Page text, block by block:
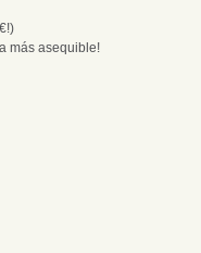
más asequible!